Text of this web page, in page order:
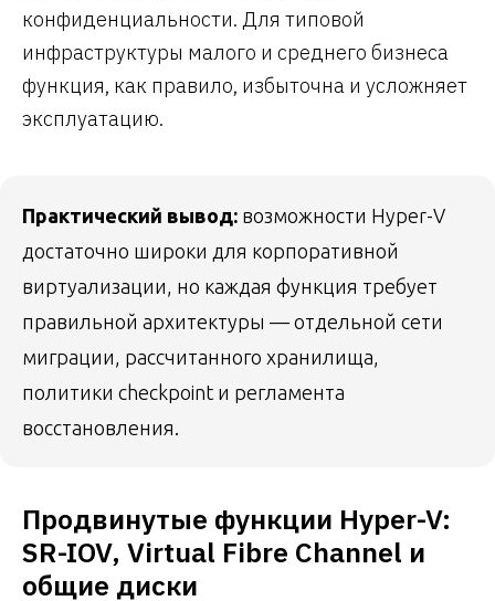
конфиденциальности. Для типовой
инфраструктуры малого и среднего бизнеса
функция, как правило, избыточна и усложняет
эксплуатацию.
Практический вывод: возможности Hyper-V
достаточно широки для корпоративной
виртуализации, но каждая функция требует
правильной архитектуры — отдельной сети
миграции, рассчитанного хранилища,
политики checkpoint и регламента
восстановления.
Продвинутые функции Hyper-V:
SR-IOV, Virtual Fibre Channel и
общие диски